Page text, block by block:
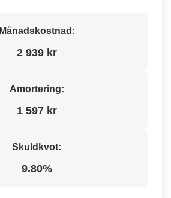
Månadskostnad:
2 939 kr
Amortering:
1 597 kr
Skuldkvot:
9.80%